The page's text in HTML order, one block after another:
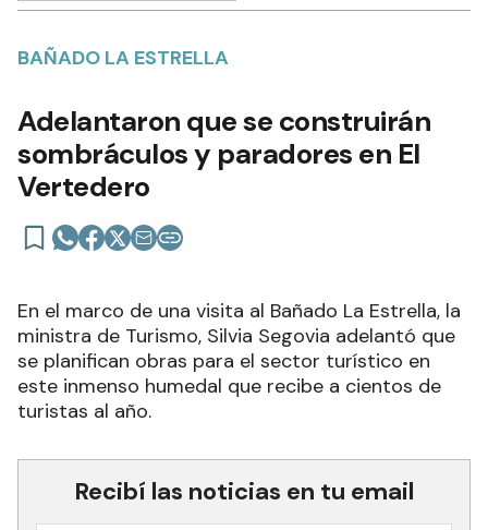
BAÑADO LA ESTRELLA
Adelantaron que se construirán
sombráculos y paradores en El
Vertedero
En el marco de una visita al Bañado La Estrella, la
ministra de Turismo, Silvia Segovia adelantó que
se planifican obras para el sector turístico en
este inmenso humedal que recibe a cientos de
turistas al año.
Recibí las noticias en tu email